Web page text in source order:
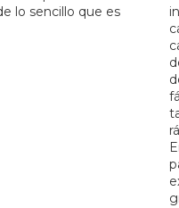
lo sencillo que es